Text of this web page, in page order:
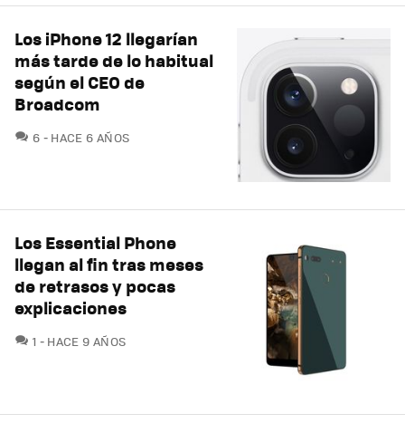
Los iPhone 12 llegarían
más tarde de lo habitual
según el CEO de
Broadcom
6 COMENTARIOS
HACE 6 AÑOS
Los Essential Phone
llegan al fin tras meses
de retrasos y pocas
explicaciones
1 COMENTARIOS
HACE 9 AÑOS